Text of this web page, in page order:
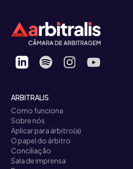
ARBITRALIS
Como funciona
Sobre nós
Aplicar para árbitro(a)
O papel do árbitro
Conciliação
Sala de imprensa